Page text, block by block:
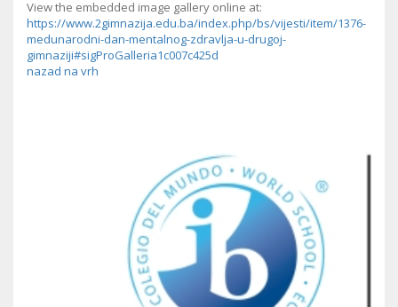
View the embedded image gallery online at:
https://www.2gimnazija.edu.ba/index.php/bs/vijesti/item/1376-
medunarodni-dan-mentalnog-zdravlja-u-drugoj-
gimnaziji#sigProGalleria1c007c425d
nazad na vrh